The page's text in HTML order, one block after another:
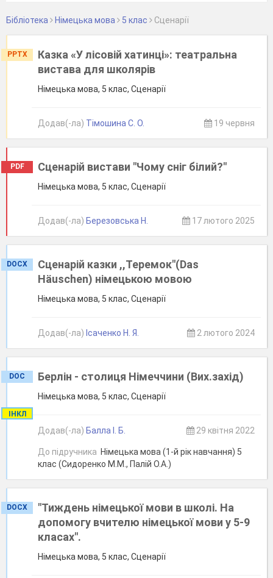
Бібліотека Німецька мова 5 клас Сценарії
PPTX
Казка «У лісовій хатинці»: театральна
вистава для школярів
Німецька мова, 5 клас, Сценарії
Додав(-ла) Тімошина С. О. 19 червня
PDF Сценарій вистави "Чому сніг білий?"
Німецька мова, 5 клас, Сценарії
Додав(-ла) Березовська Н. 17 лютого 2025
DOCX
Сценарій казки ,,Теремок"(Das
Häuschen) німецькою мовою
Німецька мова, 5 клас, Сценарії
Додав(-ла) Ісаченко Н. Я. 2 лютого 2024
DOC
ІНКЛ
Берлін - столиця Німеччини (Вих.захід)
Німецька мова, 5 клас, Сценарії
Додав(-ла) Балла І. Б. 29 квітня 2022
До підручника Німецька мова (1-й рік навчання) 5
клас (Сидоренко М.М., Палій О.А.)
DOCX
"Тиждень німецької мови в школі. На
допомогу вчителю німецької мови у 5-9
класах".
Німецька мова, 5 клас, Сценарії